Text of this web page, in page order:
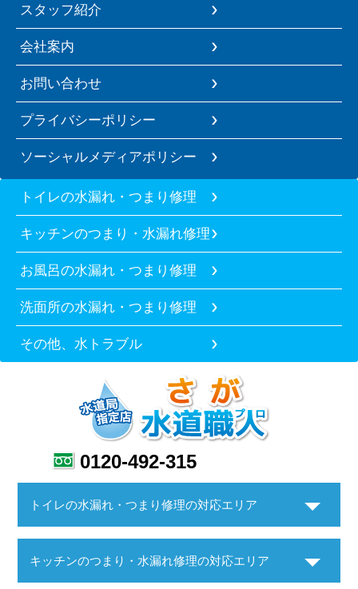
スタッフ紹介
会社案内
お問い合わせ
プライバシーポリシー
ソーシャルメディアポリシー
トイレの水漏れ・つまり修理
キッチンのつまり・水漏れ修理
お風呂の水漏れ・つまり修理
洗面所の水漏れ・つまり修理
その他、水トラブル
0120-492-315
トイレの水漏れ・つまり修理の対応エリア
キッチンのつまり・水漏れ修理の対応エリア